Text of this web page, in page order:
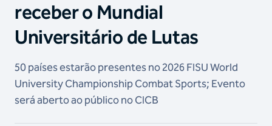
receber o Mundial
Universitário de Lutas
50 países estarão presentes no 2026 FISU World
University Championship Combat Sports; Evento
será aberto ao público no CICB